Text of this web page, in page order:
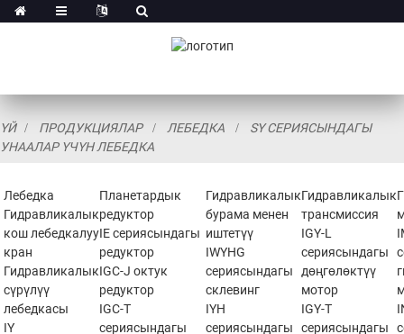
ҮЙ ПРОДУКЦИЯЛАР ЛЕБЕДКА
SY СЕРИЯСЫНДАГЫ
УНААЛАР ҮЧҮН ЛЕБЕДКА
Лебедка
Гидравликалык
кош лебедкалуу
кран
Гидравликалык
сүрүлүү
лебедкасы
IY
Планетардык
редуктор
IE сериясындагы
редуктор
IGC-J октук
редуктор
IGC-T
сериясындагы
Гидравликалык
бурама менен
иштетүү
IWYHG
сериясындагы
склевинг
IYH
сериясындагы
Гидравликалык
трансмиссия
IGY-L
сериясындагы
дөңгөлөктүү
мотор
IGY-T
сериясындагы